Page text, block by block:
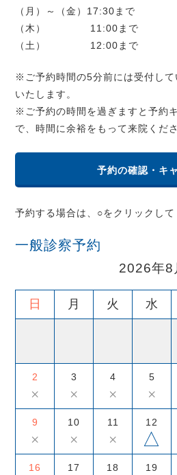
（月）～（金）17:30まで
（木） 11:00まで
（土） 12:00まで
※ご予約時間の5分前には受付し
いたします。
※ご予約の時間を過ぎますと予約
で、時間に余裕をもって来院くださ
予約の確認・キ
予約する場合は、○をクリックして
一般診察予約
2026年8
日 月 火 水
2
×
3
×
4
×
5
×
9
×
10
×
11
×
12
△
16 17 18 19